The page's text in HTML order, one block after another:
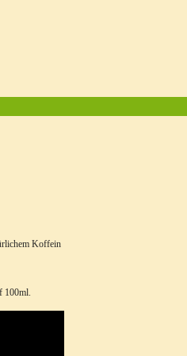
Koffein
100ml.